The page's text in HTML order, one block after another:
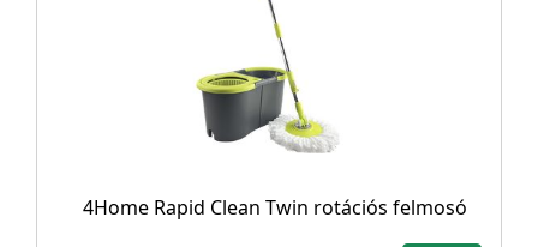
4Home Rapid Clean Twin rotációs felmosó